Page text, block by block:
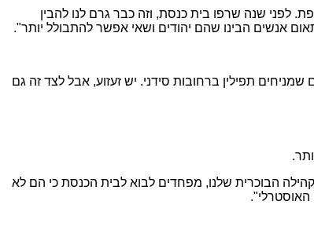
לפני שנה שרפו בית כנסת, וזה כבר גרם לנו להבין
אנשים הבינו שהם יהודים ושאי אפשר להתבולל יותר".
תפילין ברחובות סידני. יש זעזוע, אבל לצד זה גם
הבוכרית שלנו, מפחדים לבוא לבית הכנסת כי הם לא